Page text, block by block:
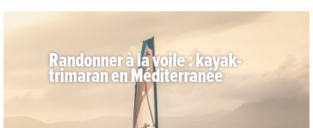
Randonner à la voile : kayak-
trimaran en Méditerranée